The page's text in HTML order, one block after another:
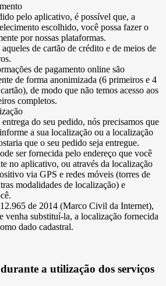
pelo aplicativo, é possível que, a
escolhido, você possa fazer o
por nossas plataformas.
de cartão de crédito e de meios de
de pagamento online são
de forma anonimizada (6 primeiros e 4
de modo que não temos acesso aos
completos.
do seu pedido, nós precisamos que
a sua localização ou a localização
que o seu pedido seja entregue.
ser fornecida pelo endereço que você
no aplicativo, ou através da localização
via GPS e redes móveis (torres de
modalidades de localização) e
de 2014 (Marco Civil da Internet),
venha substituí-la, a localização fornecida
dado cadastral.
a utilização dos serviços